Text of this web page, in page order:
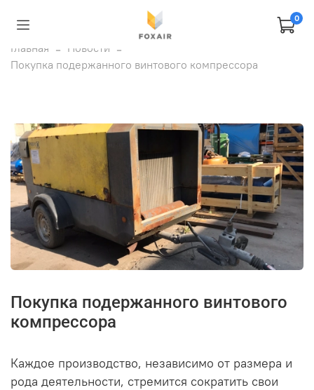
0
Главная
Новости
Покупка подержанного винтового компрессора
Покупка подержанного винтового
компрессора
Каждое производство, независимо от размера и
рода деятельности, стремится сократить свои